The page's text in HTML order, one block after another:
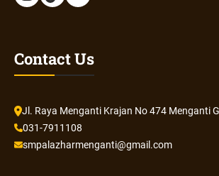
Contact Us
Jl. Raya Menganti Krajan No 474 Menganti
031-7911108
smpalazharmenganti@gmail.com